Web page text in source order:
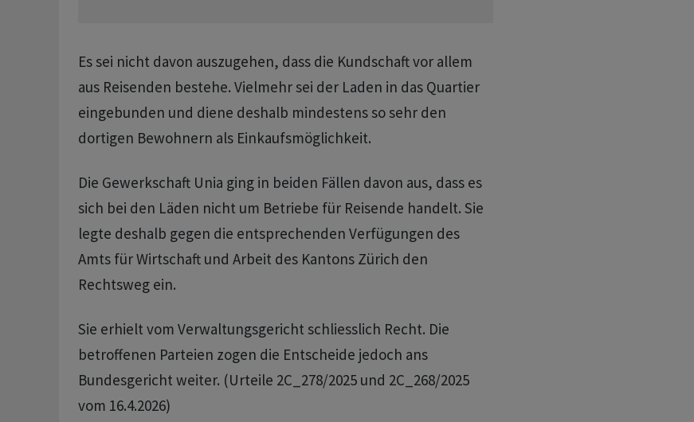
Es sei nicht davon auszugehen, dass die Kundschaft vor allem
aus Reisenden bestehe. Vielmehr sei der Laden in das Quartier
eingebunden und diene deshalb mindestens so sehr den
dortigen Bewohnern als Einkaufsmöglichkeit.
Die Gewerkschaft Unia ging in beiden Fällen davon aus, dass es
sich bei den Läden nicht um Betriebe für Reisende handelt. Sie
legte deshalb gegen die entsprechenden Verfügungen des
Amts für Wirtschaft und Arbeit des Kantons Zürich den
Rechtsweg ein.
Sie erhielt vom Verwaltungsgericht schliesslich Recht. Die
betroffenen Parteien zogen die Entscheide jedoch ans
Bundesgericht weiter. (Urteile 2C_278/2025 und 2C_268/2025
vom 16.4.2026)